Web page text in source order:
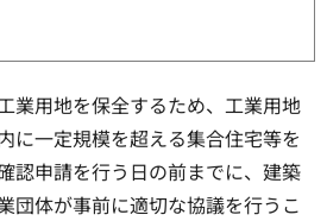
業用地を保全するため、工業用地
に一定規模を超える集合住宅等を
認申請を行う日の前までに、建築
団体が事前に適切な協議を行うこ